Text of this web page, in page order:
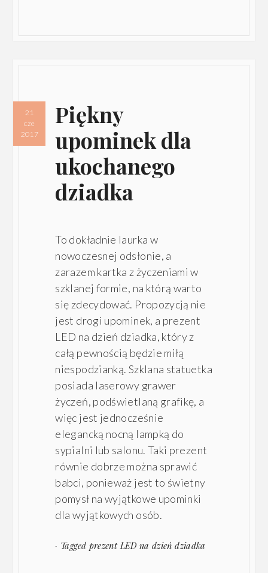
Piękny
upominek dla
ukochanego
dziadka
21
cze
2017
To dokładnie laurka w
nowoczesnej odsłonie, a
zarazem kartka z życzeniami w
szklanej formie, na którą warto
się zdecydować. Propozycją nie
jest drogi upominek, a prezent
LED na dzień dziadka, który z
całą pewnością będzie miłą
niespodzianką. Szklana statuetka
posiada laserowy grawer
życzeń, podświetlaną grafikę, a
więc jest jednocześnie
elegancką nocną lampką do
sypialni lub salonu. Taki prezent
równie dobrze można sprawić
babci, ponieważ jest to świetny
pomysł na wyjątkowe upominki
dla wyjątkowych osób.
· Tagged prezent LED na dzień dziadka